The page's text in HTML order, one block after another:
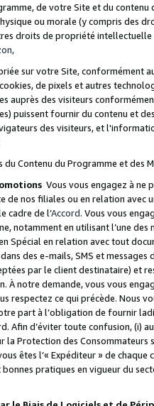
de votre Site et du
ou morale (y compris des
droits de propriété
sur votre Site, conformément
de pixels et autres
auprès des visiteurs
puissent fournir du contenu et
des visiteurs, et
Contenu du Programme et des
Vous vous engagez à ne
nos filiales ou en relation avec
cadre de l’Accord. Vous vous
notamment en utilisant l’une
Spécial en relation avec tout
des e-mails, SMS et
par le client destinataire) et
À notre demande, vous vous
respectez ce qui précède. Nous
part à l’obligation de fournir
Afin d’éviter toute confusion, (i)
la Protection des
êtes l’« Expéditeur » de
pratiques en vigueur du